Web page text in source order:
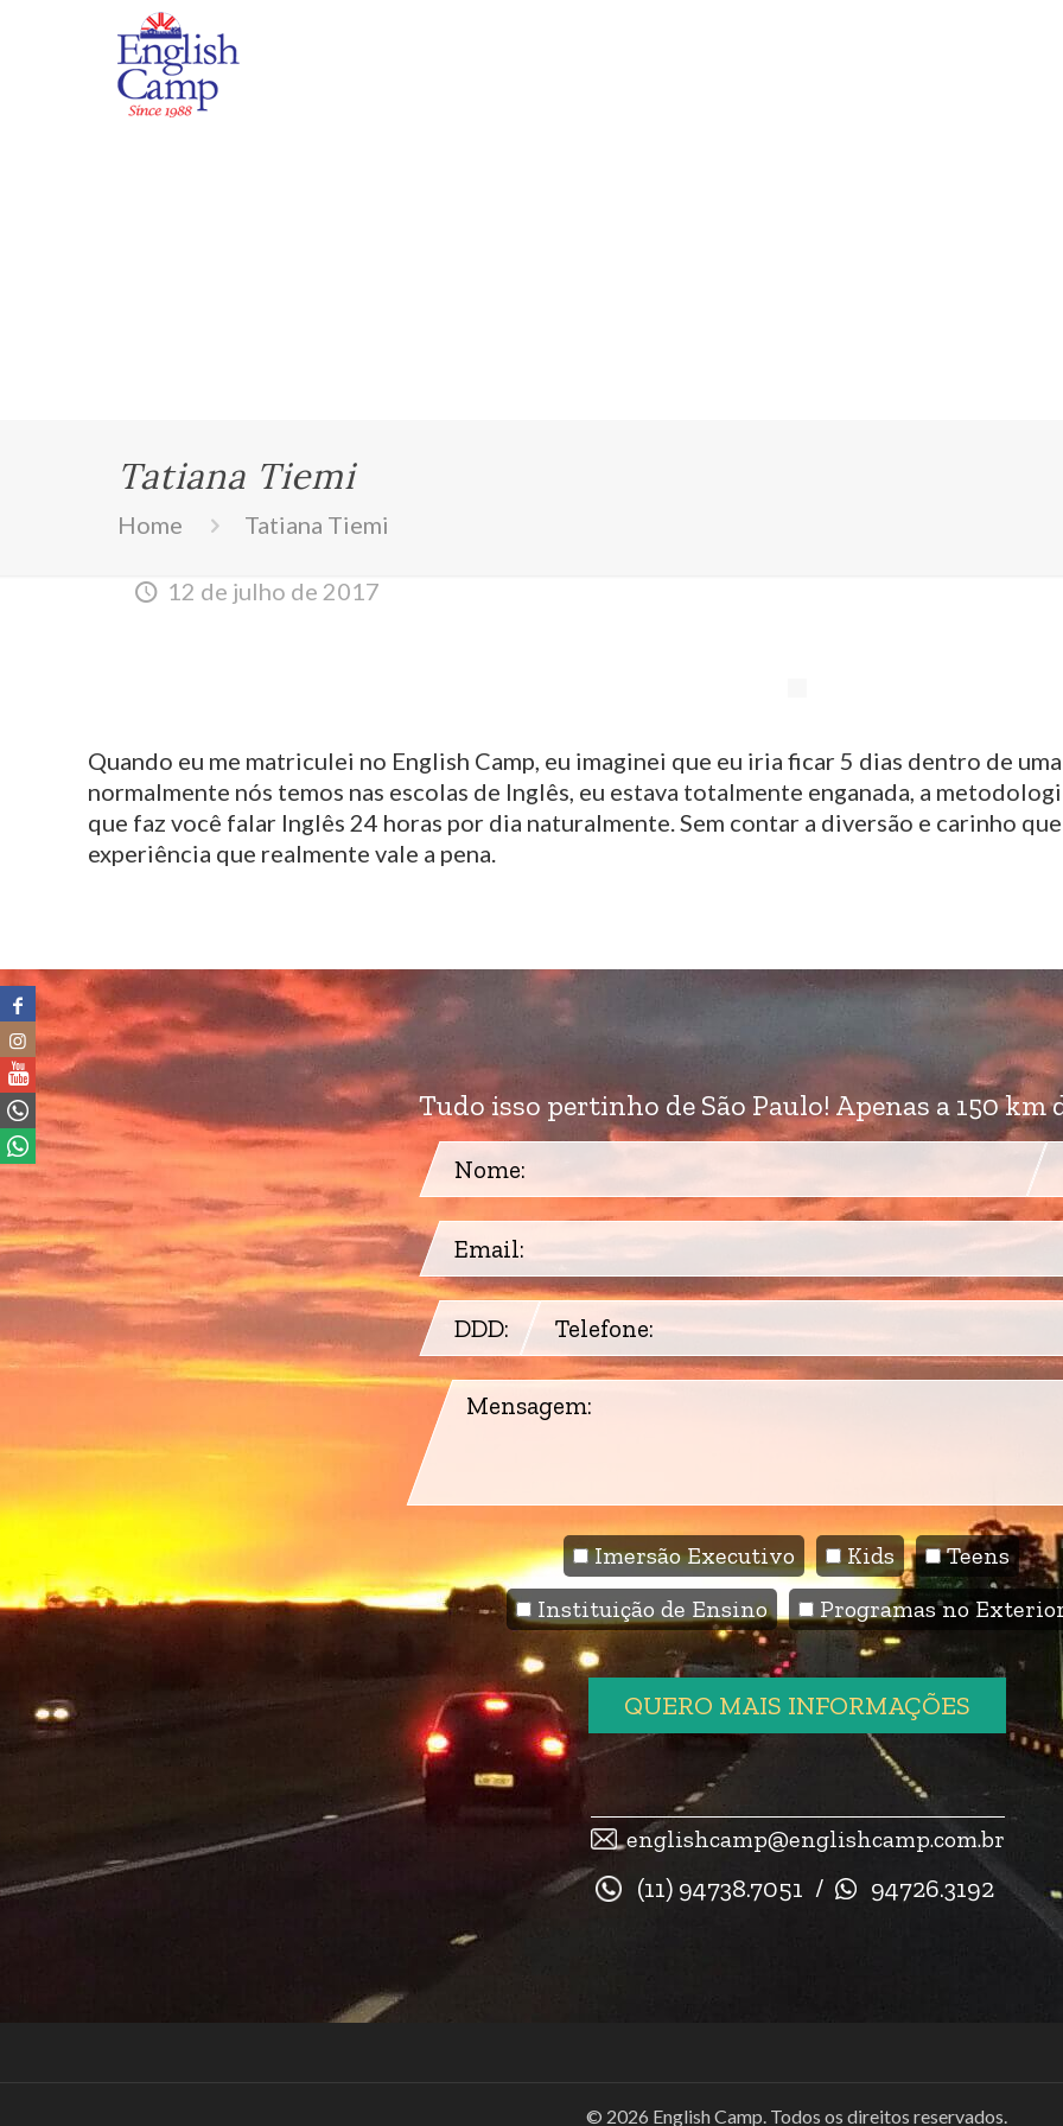
Tatiana Tiemi
Home Tatiana Tiemi
12 de julho de 2017
Quando eu me matriculei no English Camp, eu imaginei que eu iria ficar 5 dias dentro de
normalmente nós temos nas escolas de Inglês, eu estava totalmente enganada, a
que faz você falar Inglês 24 horas por dia naturalmente. Sem contar a diversão e carinho
experiência que realmente vale a pena.
Tudo isso pertinho de São Paulo! Apenas a 150 km
Imersão Executivo Kids
Teens
Instituição de Ensino
Programas no
QUERO MAIS INFORMAÇÕES
englishcamp@englishcamp.com.br
(11) 94738.7051 / 94726.3192
(11) 9 4738.7051
(11) 9 4738.7051
© 2026 English Camp. Todos os direitos reservados.